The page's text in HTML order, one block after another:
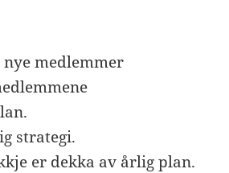
medlemmer
strategi.
er dekka av årlig plan.